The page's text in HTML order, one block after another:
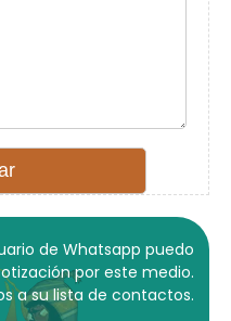
de Whatsapp puedo
por este medio.
a su lista de contactos.